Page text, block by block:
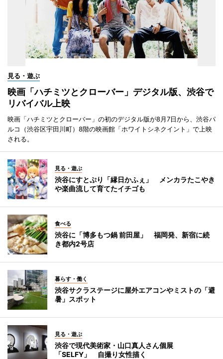
見る・遊ぶ
映画「ハチミツとクローバー」デジタル版、渋谷で
リバイバル上映
映画「ハチミツとクローバー」の初のデジタル版が8月7日から、渋谷パ
ルコ（渋谷区宇田川町）8階の映画館「ホワイトシネクイント」で上映
される。
見る・遊ぶ
渋谷にすとぷり「縁日かふぇ」 メンカラたこやき
や楽曲流して育てたイチゴも
食べる
渋谷に「博多もつ鍋 前田屋」 福岡発、新宿に続
き都内2号店
暮らす・働く
渋谷サクラステージに屋外エアコンやミストの「避
暑」スポット
見る・遊ぶ
渋谷で現代美術家・山口真人さん個展
「SELFY」 自撮り女性描く